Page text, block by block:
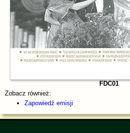
FDC01
Zobacz również:
Zapowiedź emisji